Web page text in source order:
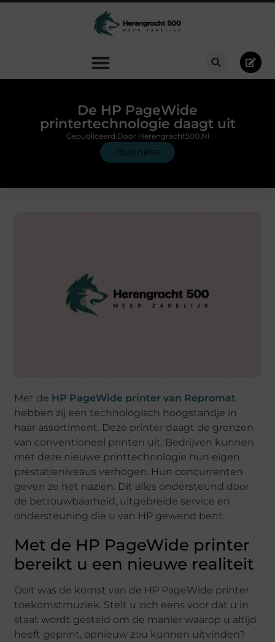
De HP PageWide
printertechnologie daagt uit
Business
Gepubliceerd Door Herengracht500.nl
Met de HP PageWide printer van Repromat
hebben zij een technologisch hoogstandje in
haar assortiment. Deze printer daagt de grenzen
van conventioneel printen uit. Bedrijven kunnen
met deze nieuwe printtechnologie hun eigen
prestatieniveaus verhogen. Hun concurrenten
geven ze het nazien. Dit alles ondersteund door
de betrouwbaarheid, uitgebreide service en
ondersteuning die u van HP gewend bent.
Met de HP PageWide printer
bereikt u een nieuwe realiteit
Ooit was de komst van de HP PageWide printer
toekomstmuziek. Stelt u zich eens voor dat u in
staat wordt gesteld om de manier waarop u altijd
heeft geprint, opnieuw zou kunnen uitvinden?